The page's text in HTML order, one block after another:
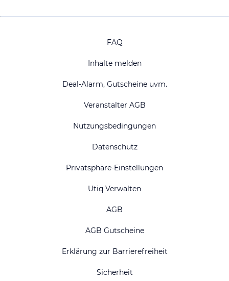
FAQ
Inhalte melden
Deal-Alarm, Gutscheine uvm.
Veranstalter AGB
Nutzungsbedingungen
Datenschutz
Privatsphäre-Einstellungen
Utiq Verwalten
AGB
AGB Gutscheine
Erklärung zur Barrierefreiheit
Sicherheit